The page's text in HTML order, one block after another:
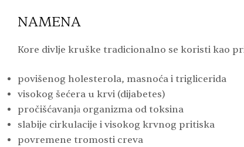
NAMENA
Kore divlje kruške tradicionalno se koristi kao
povišenog holesterola, masnoća i triglicerida
visokog šećera u krvi (dijabetes)
pročišćavanjа organizma od toksina
slabije cirkulacije i visokog krvnog pritiska
povremene tromosti creva